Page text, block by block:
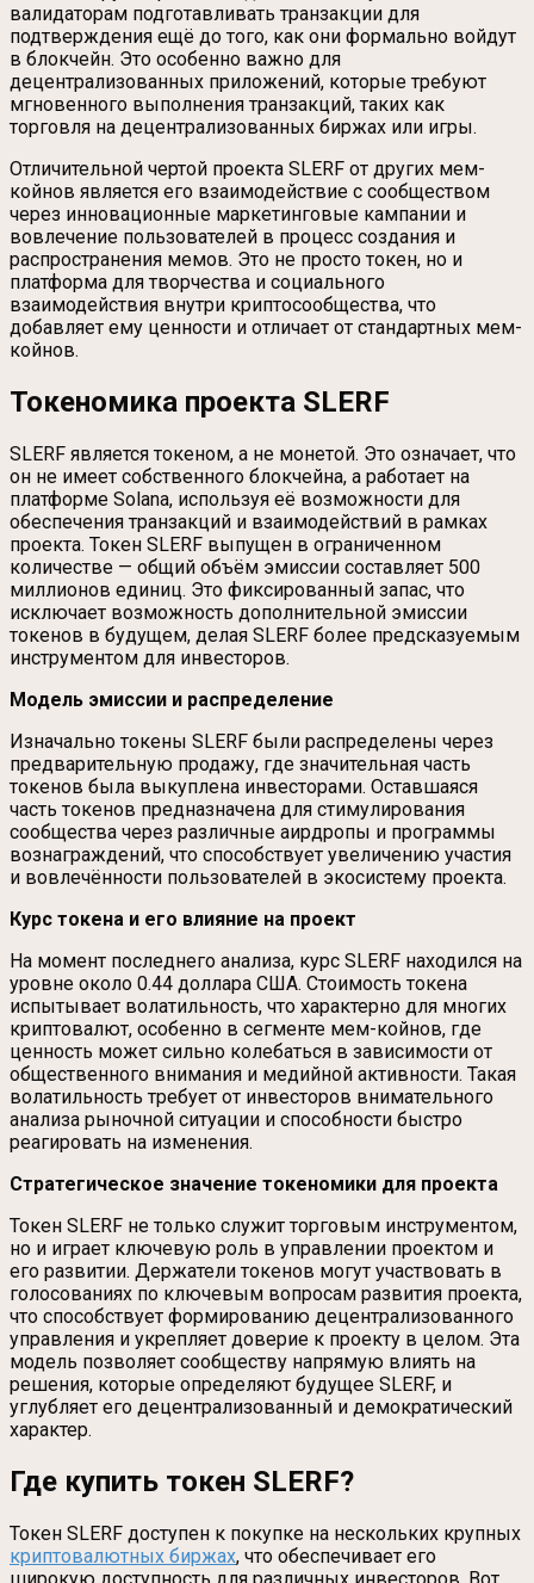
валидаторам подготавливать транзакции для
подтверждения ещё до того, как они формально войдут
в блокчейн. Это особенно важно для
децентрализованных приложений, которые требуют
мгновенного выполнения транзакций, таких как
торговля на децентрализованных биржах или игры.
Отличительной чертой проекта SLERF от других мем-
койнов является его взаимодействие с сообществом
через инновационные маркетинговые кампании и
вовлечение пользователей в процесс создания и
распространения мемов. Это не просто токен, но и
платформа для творчества и социального
взаимодействия внутри криптосообщества, что
добавляет ему ценности и отличает от стандартных мем-
койнов.
Токеномика проекта SLERF
SLERF является токеном, а не монетой. Это означает, что
он не имеет собственного блокчейна, а работает на
платформе Solana, используя её возможности для
обеспечения транзакций и взаимодействий в рамках
проекта. Токен SLERF выпущен в ограниченном
количестве — общий объём эмиссии составляет 500
миллионов единиц. Это фиксированный запас, что
исключает возможность дополнительной эмиссии
токенов в будущем, делая SLERF более предсказуемым
инструментом для инвесторов.
Модель эмиссии и распределение
Изначально токены SLERF были распределены через
предварительную продажу, где значительная часть
токенов была выкуплена инвесторами. Оставшаяся
часть токенов предназначена для стимулирования
сообщества через различные аирдропы и программы
вознаграждений, что способствует увеличению участия
и вовлечённости пользователей в экосистему проекта.
Курс токена и его влияние на проект
На момент последнего анализа, курс SLERF находился на
уровне около 0.44 доллара США. Стоимость токена
испытывает волатильность, что характерно для многих
криптовалют, особенно в сегменте мем-койнов, где
ценность может сильно колебаться в зависимости от
общественного внимания и медийной активности. Такая
волатильность требует от инвесторов внимательного
анализа рыночной ситуации и способности быстро
реагировать на изменения.
Стратегическое значение токеномики для проекта
Токен SLERF не только служит торговым инструментом,
но и играет ключевую роль в управлении проектом и
его развитии. Держатели токенов могут участвовать в
голосованиях по ключевым вопросам развития проекта,
что способствует формированию децентрализованного
управления и укрепляет доверие к проекту в целом. Эта
модель позволяет сообществу напрямую влиять на
решения, которые определяют будущее SLERF, и
углубляет его децентрализованный и демократический
характер.
Где купить токен SLERF?
Токен SLERF доступен к покупке на нескольких крупных
криптовалютных биржах, что обеспечивает его